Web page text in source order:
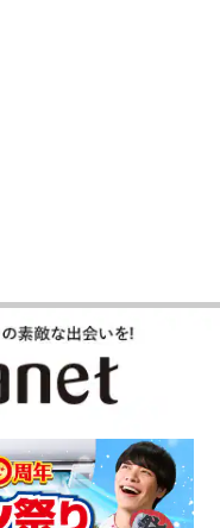
ったので、ぜひ次も購
ったです！
でした。とても美味し
（北海道 40代S.Y様）
らのご意見を掲載しておりま